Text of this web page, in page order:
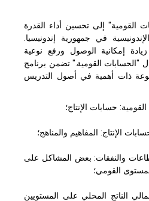
إلى تحسين أداء القدرة
في جمهورية إندونيسيا.
إمكانية الوصول ورفع نوعية
القومية." تضمن برنامج
ذات أهمية في أصول التدريس
حسابات الإنتاج؛
الإنتاج: المفاهيم والمناهج؛
والنفقات: بعض المشاكل على
القومي؛
الناتج المحلي على المستويين